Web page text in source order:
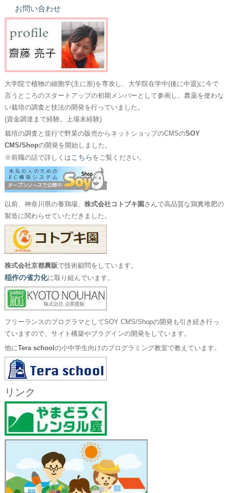
お問い合わせ
大学院で植物の細胞学(主に形)を専攻し、大学院在学中(後に中退)に今で
言うところのスタートアップの初期メンバーとして参画し、農薬を使わな
い栽培の調査と技法の開発を行っていました。
(資金調達まで経験。上場未経験)
栽培の調査と並行で野菜の販売からネットショップのCMSのSOY
CMS/Shopの開発を開始しました。
※前職の話で詳しくは こちら をご覧ください。
以前、神奈川県の養鶏場、 株式会社コトブキ園 さんで高品質な鶏糞堆肥の
製造に関わらせていただきました。
株式会社京都農販で技術顧問をしています。
稲作の省力化に取り組んでいます。
フリーランスのプログラマとしてSOY CMS/Shopの開発も引き続き行っ
ていますので、サイト構築やプラグインの開発をしています。
他にTera school の小中学生向けのプログラミング教室で教えています。
リンク